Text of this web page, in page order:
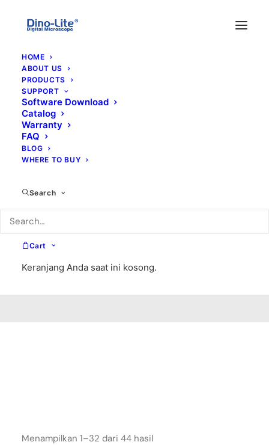
HOME
ABOUT US
PRODUCTS
SUPPORT
Software Download
Catalog
Warranty
FAQ
BLOG
WHERE TO BUY
Search
Cart
Keranjang Anda saat ini kosong.
Menampilkan 1–32 dari 44 hasil